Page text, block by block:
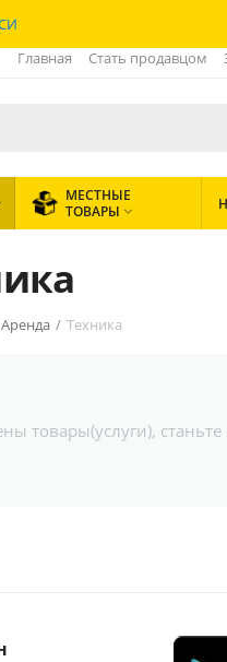
Главная Стать продавцом
МЕСТНЫЕ
ТОВАРЫ 
Аренда / Техника
товары(услуги),